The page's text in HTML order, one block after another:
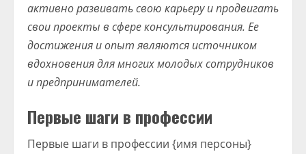
активно развивать свою карьеру и продвигать
свои проекты в сфере консультирования. Ее
достижения и опыт являются источником
вдохновения для многих молодых сотрудников
и предпринимателей.
Первые шаги в профессии
Первые шаги в профессии {имя персоны}